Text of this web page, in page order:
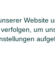
um